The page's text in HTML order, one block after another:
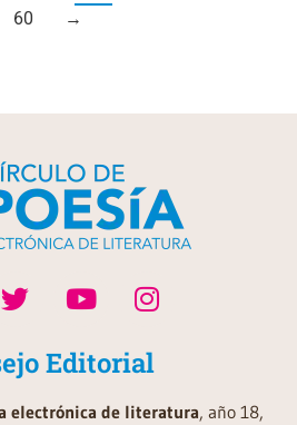
60
→
Editorial
electrónica de literatura, año 18,